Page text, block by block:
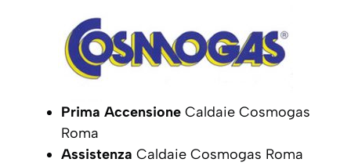
Prima Accensione Caldaie Cosmogas
Roma
Assistenza Caldaie Cosmogas Roma